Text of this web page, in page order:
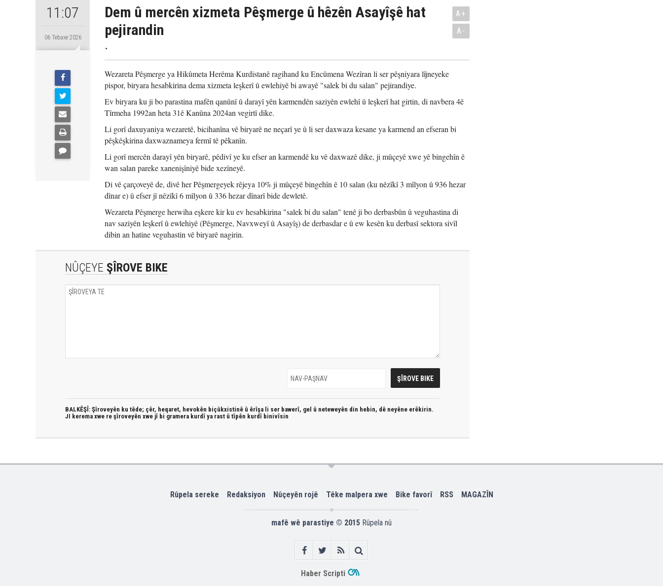
11:07
06 Tebaxe 2026
Dem û mercên xizmeta Pêşmerge û hêzên Asayîşê hat
pejirandin
.
A+
A-
Wezareta Pêşmerge ya Hikûmeta Herêma Kurdistanê ragihand ku Encûmena Wezîran li ser pêşniyara lîjneyeke
pispor, biryara hesabkirina dema xizmeta leşkerî û ewlehiyê bi awayê "salek bi du salan" pejirandiye.
Ev biryara ku ji bo parastina mafên qanûnî û darayî yên karmendên saziyên ewlehî û leşkerî hat girtin, di navbera 4ê
Tîrmeha 1992an heta 31ê Kanûna 2024an vegirtî dike.
Li gorî daxuyaniya wezaretê, bicihanîna vê biryarê ne neçarî ye û li ser daxwaza kesane ya karmend an efseran bi
pêşkêşkirina daxwaznameya fermî tê pêkanîn.
Li gorî mercên darayî yên biryarê, pêdivî ye ku efser an karmendê ku vê daxwazê dike, ji mûçeyê xwe yê bingehîn ê
wan salan pareke xanenişîniyê bide xezîneyê.
Di vê çarçoveyê de, divê her Pêşmergeyek rêjeya 10% ji mûçeyê bingehîn ê 10 salan (ku nêzîkî 3 mîlyon û 936 hezar
dînar e) û efser jî nêzîkî 6 mîlyon û 336 hezar dînarî bide dewletê.
Wezareta Pêşmerge herwiha eşkere kir ku ev hesabkirina "salek bi du salan" tenê ji bo derbasbûn û veguhastina di
nav saziyên leşkerî û ewlehiyê (Pêşmerge, Navxweyî û Asayîş) de derbasdar e û ew kesên ku derbasî sektora sivîl
dibin an hatine veguhastin vê biryarê nagirin.
NÛÇEYE ŞÎROVE BIKE
BALKÊŞÎ: Şîroveyên ku têde; çêr, heqaret, hevokên biçûkxistinê û êrîşa li ser bawerî, gel û neteweyên din hebin, dê neyêne erêkirin.
JI kerema xwe re şîroveyên xwe jî bi gramera kurdî ya rast û tîpên kurdî binivîsin
Rûpela sereke Redaksiyon Nûçeyên rojê Têke malpera xwe Bike favorî RSS MAGAZÎN
mafê wê parastiye © 2015 Rûpela nû
Haber Scripti